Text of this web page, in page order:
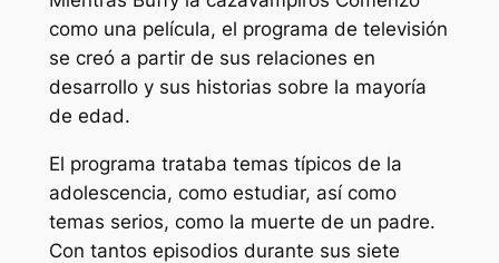
como una película, el programa de televisión
se creó a partir de sus relaciones en
desarrollo y sus historias sobre la mayoría
de edad.
El programa trataba temas típicos de la
adolescencia, como estudiar, así como
temas serios, como la muerte de un padre.
Con tantos episodios durante sus siete